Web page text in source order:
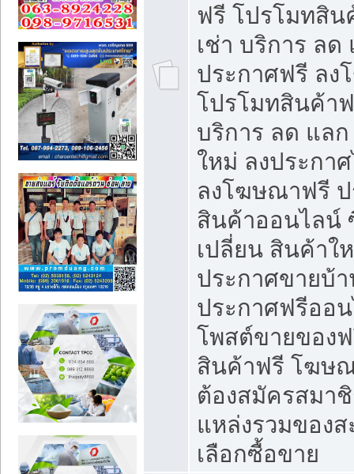
ฟรี โปรโมทสิ
เช่า บริการ ลด
ประกาศฟรี ล
โปรโมทสินค้า
บริการ ลด แล
ใหม่ ลงประกา
ลงโฆษณาฟรี
สินค้าออนไลน์
เปลี่ยน สินค้าใ
ประกาศขายบ้
ประกาศฟรีออ
โพสต์ขายของ
สินค้าฟรี โฆษ
ต้องสมัครสมา
แหล่งรวมของ
เลือกซื้อขาย